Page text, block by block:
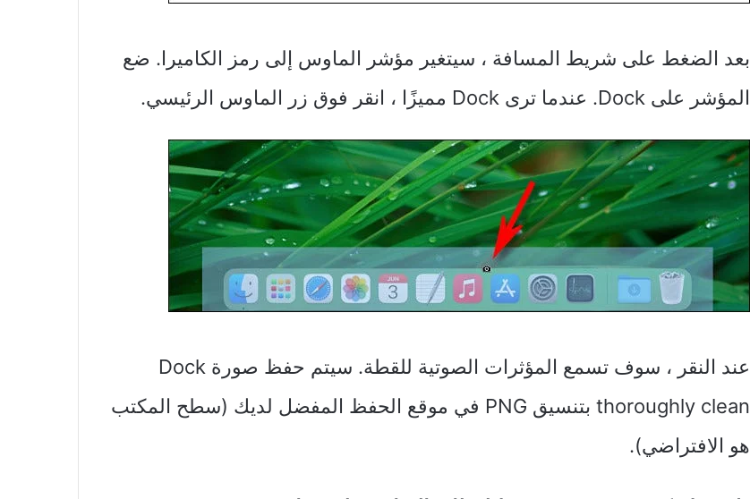
بعد الضغط على شريط المسافة ، سيتغير مؤشر الماوس إلى رمز الكاميرا. ضع
المؤشر على Dock. عندما ترى Dock مميزًا ، انقر فوق زر الماوس الرئيسي.
عند النقر ، سوف تسمع المؤثرات الصوتية للقطة. سيتم حفظ صورة Dock
thoroughly clean بتنسيق PNG في موقع الحفظ المفضل لديك (سطح المكتب
هو الافتراضي).